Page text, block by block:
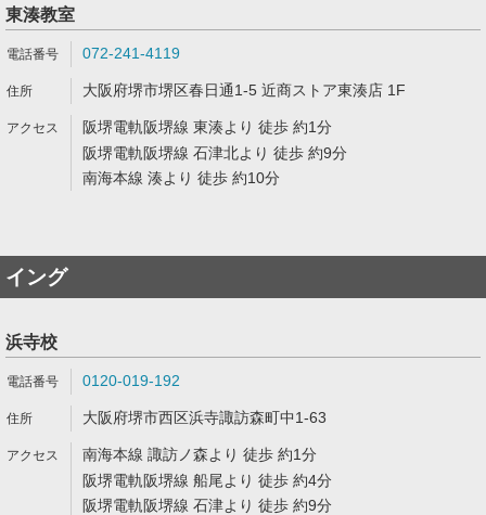
東湊教室
072-241-4119
大阪府堺市堺区春日通1-5 近商ストア東湊店 1F
阪堺電軌阪堺線 東湊より 徒歩 約1分
阪堺電軌阪堺線 石津北より 徒歩 約9分
南海本線 湊より 徒歩 約10分
イング
浜寺校
0120-019-192
大阪府堺市西区浜寺諏訪森町中1-63
南海本線 諏訪ノ森より 徒歩 約1分
阪堺電軌阪堺線 船尾より 徒歩 約4分
阪堺電軌阪堺線 石津より 徒歩 約9分